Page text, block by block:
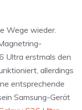
Wege wieder.
Ultra erstmals den
allerdings
entsprechende
Samsung-Gerät